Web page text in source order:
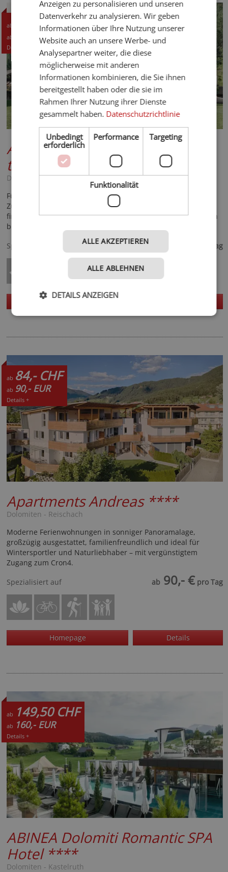
ab 112,- CHF
ab 120,- EUR
Details +
Aqua Bad Cortina - bioHotel &
thermal baths
***S
Dolomiten - St. Vigil - Kronplatz
Für uns bedeutet “Wellness” Wohlgefühl in elementarer
Zufriedenheit suchen und Glück in der Einfachheit der Dinge
finden. Zu diesem Wohlgefühl tragen meist einfache Faktoren
bei.
Spezialisiert auf
ab pro Tag
Homepage
ab 84,- CHF
ab 90,- EUR
Details +
Apartments Andreas ****
Dolomiten - Reischach
Moderne Ferienwohnungen in sonniger Panoramalage,
großzügig ausgestattet, familienfreundlich und ideal für
Wintersportler und Naturliebhaber – mit vergünstigtem
Zugang zum Cron4.
Spezialisiert auf
ab 90,- € pro Tag
Homepage Details
ab 149,50 CHF
ab 160,- EUR
Details +
ABINEA Dolomiti Romantic SPA
Hotel ****
Dolomiten - Kastelruth
Anzeigen zu personalisieren und unseren
Datenverkehr zu analysieren. Wir geben
Informationen über Ihre Nutzung unserer
Website auch an unsere Werbe- und
Analysepartner weiter, die diese
möglicherweise mit anderen
Informationen kombinieren, die Sie ihnen
bereitgestellt haben oder die sie im
Rahmen Ihrer Nutzung ihrer Dienste
gesammelt haben. Datenschutzrichtlinie
Unbedingt
erforderlich
Performance Targeting
Funktionalität
ALLE AKZEPTIEREN
ALLE ABLEHNEN
DETAILS ANZEIGEN